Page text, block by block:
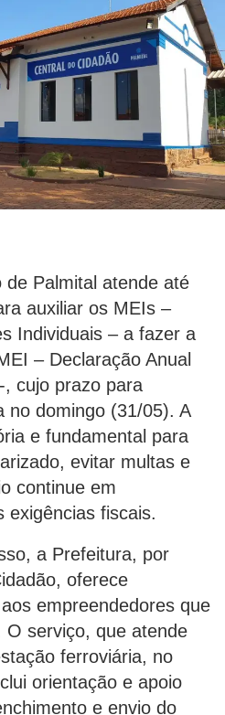
de Palmital atende até
auxiliar os MEIs –
Individuais – a fazer a
– Declaração Anual
, cujo prazo para
no domingo (31/05). A
e fundamental para
evitar multas e
continue em
exigências fiscais.
a Prefeitura, por
oferece
empreendedores que
O serviço, que atende
ferroviária, no
orientação e apoio
e envio do